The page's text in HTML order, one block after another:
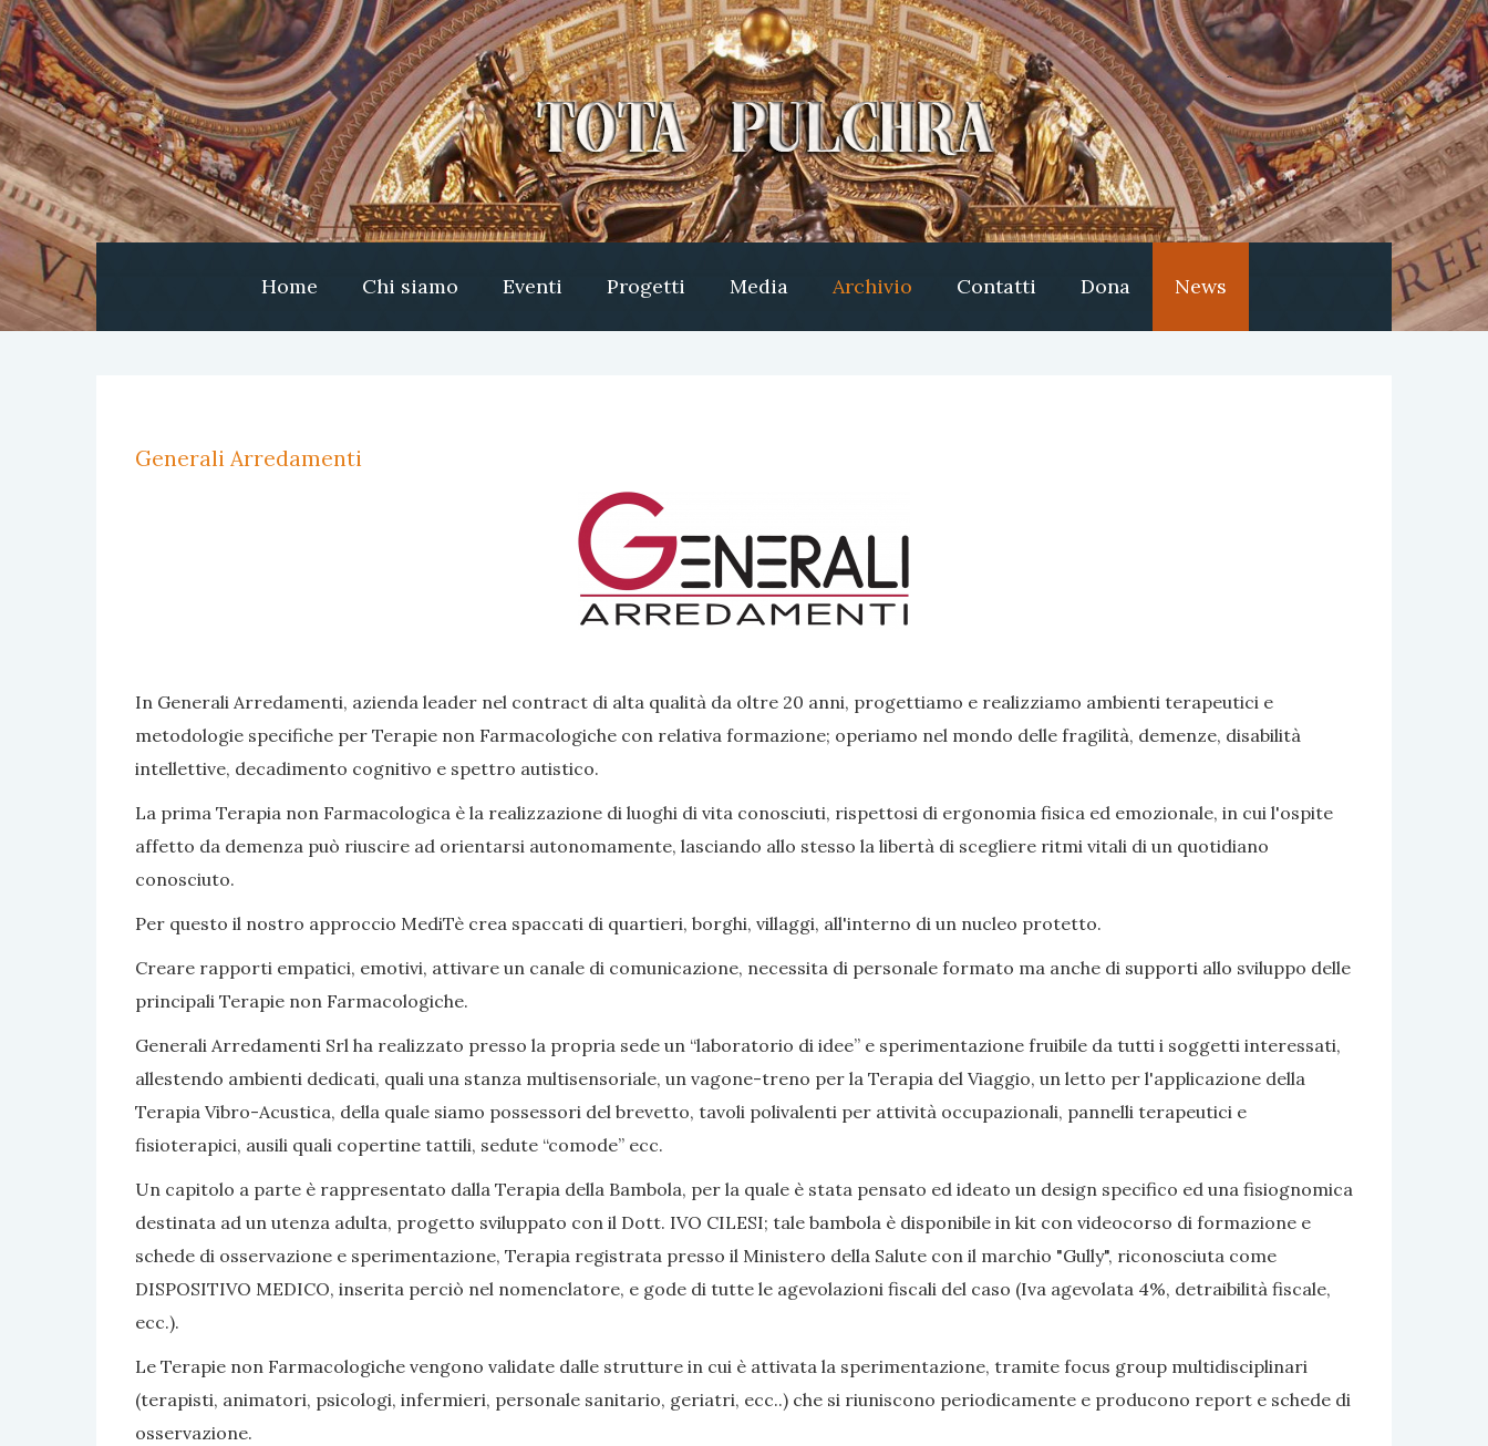
Home Chi siamo Eventi Progetti Media Archivio Contatti Dona News
Generali Arredamenti
In Generali Arredamenti, azienda leader nel contract di alta qualità da oltre 20 anni, progettiamo e realizziamo ambienti terapeutici e
metodologie specifiche per Terapie non Farmacologiche con relativa formazione; operiamo nel mondo delle fragilità, demenze, disabilità
intellettive, decadimento cognitivo e spettro autistico.
La prima Terapia non Farmacologica è la realizzazione di luoghi di vita conosciuti, rispettosi di ergonomia fisica ed emozionale, in cui l'ospite
affetto da demenza può riuscire ad orientarsi autonomamente, lasciando allo stesso la libertà di scegliere ritmi vitali di un quotidiano
conosciuto.
Per questo il nostro approccio MediTè crea spaccati di quartieri, borghi, villaggi, all'interno di un nucleo protetto.
Creare rapporti empatici, emotivi, attivare un canale di comunicazione, necessita di personale formato ma anche di supporti allo sviluppo delle
principali Terapie non Farmacologiche.
Generali Arredamenti Srl ha realizzato presso la propria sede un “laboratorio di idee” e sperimentazione fruibile da tutti i soggetti interessati,
allestendo ambienti dedicati, quali una stanza multisensoriale, un vagone-treno per la Terapia del Viaggio, un letto per l'applicazione della
Terapia Vibro-Acustica, della quale siamo possessori del brevetto, tavoli polivalenti per attività occupazionali, pannelli terapeutici e
fisioterapici, ausili quali copertine tattili, sedute “comode” ecc.
Un capitolo a parte è rappresentato dalla Terapia della Bambola, per la quale è stata pensato ed ideato un design specifico ed una fisiognomica
destinata ad un utenza adulta, progetto sviluppato con il Dott. IVO CILESI; tale bambola è disponibile in kit con videocorso di formazione e
schede di osservazione e sperimentazione, Terapia registrata presso il Ministero della Salute con il marchio "Gully", riconosciuta come
DISPOSITIVO MEDICO, inserita perciò nel nomenclatore, e gode di tutte le agevolazioni fiscali del caso (Iva agevolata 4%, detraibilità fiscale,
ecc.).
Le Terapie non Farmacologiche vengono validate dalle strutture in cui è attivata la sperimentazione, tramite focus group multidisciplinari
(terapisti, animatori, psicologi, infermieri, personale sanitario, geriatri, ecc..) che si riuniscono periodicamente e producono report e schede di
osservazione.